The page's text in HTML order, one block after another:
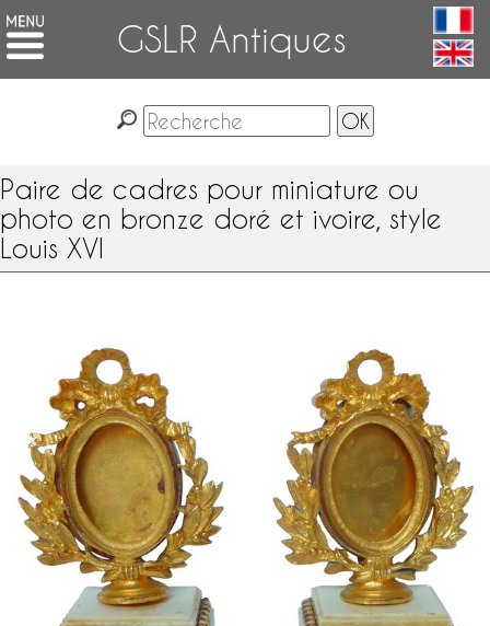
GSLR Antiques
Paire de cadres pour miniature ou
photo en bronze doré et ivoire, style
Louis XVI